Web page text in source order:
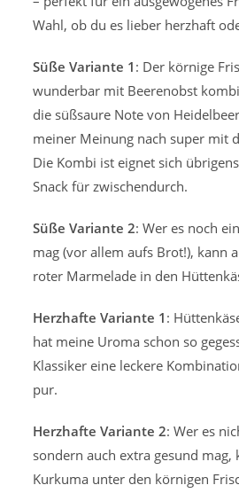
Wahl, ob du es lieber herzhaft
Süße Variante 1 : Der körnige
wunderbar mit Beerenobst
die süßsaure Note von
meiner Meinung nach super mit
Die Kombi ist eignet sich
Snack für zwischendurch.
Süße Variante 2: Wer es noch
mag (vor allem aufs Brot!), kann
roter Marmelade in den
Herzhafte Variante 1 :
hat meine Uroma schon so
Klassiker eine leckere
pur.
Herzhafte Variante 2: Wer es
sondern auch extra gesund mag,
Kurkuma unter den körnigen